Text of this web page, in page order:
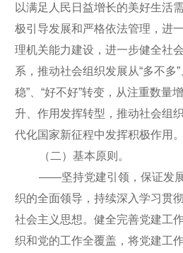
以满足人民日益增长的美好生活
极引导发展和严格依法管理，进
理机关能力建设，进一步健全社
系，推动社会组织发展从“多不多”
稳”、“好不好”转变，从注重数量
升、作用发挥转型，推动社会组
代化国家新征程中发挥积极作用。
（二）基本原则。
——坚持党建引领，保证发
织的全面领导，持续深入学习贯
社会主义思想。健全完善党建工
织和党的工作全覆盖，将党建工